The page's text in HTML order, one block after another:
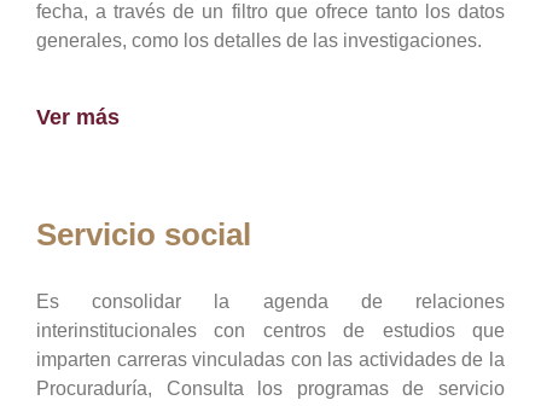
fecha, a través de un filtro que ofrece tanto los datos
generales, como los detalles de las investigaciones.
Ver más
Servicio social
Es consolidar la agenda de relaciones
interinstitucionales con centros de estudios que
imparten carreras vinculadas con las actividades de la
Procuraduría, Consulta los programas de servicio